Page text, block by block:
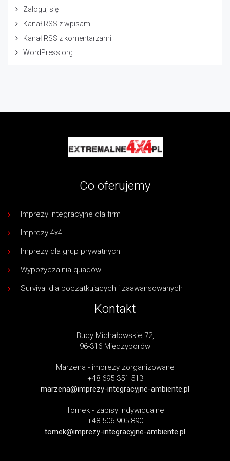
Zaloguj się
Kanał RSS z wpisami
Kanał RSS z komentarzami
WordPress.org
Co oferujemy
Imprezy integracyjne dla firm
Imprezy 4x4
Imprezy dla grup prywatnych
Wypożyczalnia quadów
Survival dla początkujących i zaawansowanych
Kontakt
Budy Michałowskie 72,
96-316 Międzyborów
Marzena - imprezy zorganizowane
+48 695 351 513
marzena@imprezy-integracyjne-ambiente.pl
Tomek - zapisy indywidualne
+48 506 905 890
tomek@imprezy-integracyjne-ambiente.pl